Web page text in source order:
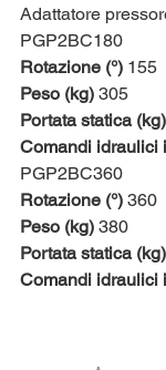
Adattatore
PGP2BC180
Rotazione (°) 155
Peso (kg) 305
Portata statica (kg)
Comandi idraulici
PGP2BC360
Rotazione (°) 360
Peso (kg) 380
Portata statica (kg)
Comandi idraulici